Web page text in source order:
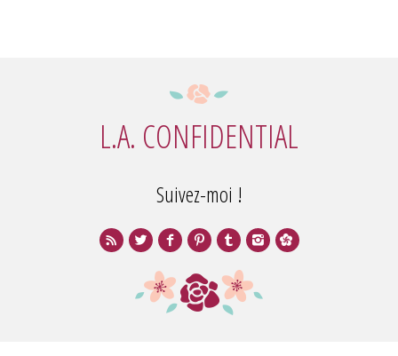
L.A. CONFIDENTIAL
Suivez-moi !